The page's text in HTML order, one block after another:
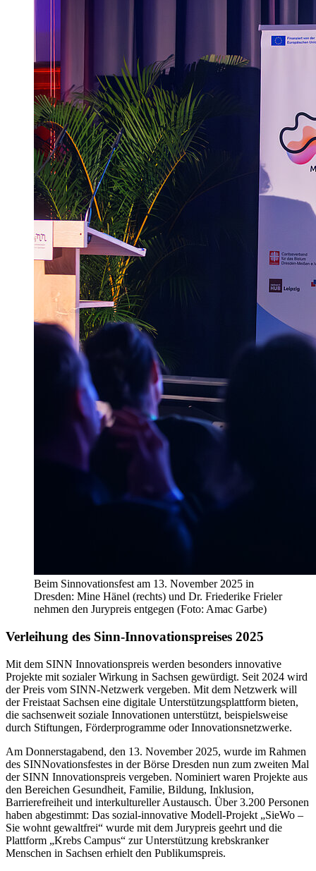
Beim Sinnovationsfest am 13. November 2025 in
Dresden: Mine Hänel (rechts) und Dr. Friederike Frieler
nehmen den Jurypreis entgegen (Foto: Amac Garbe)
Verleihung des Sinn-Innovationspreises 2025
Mit dem SINN Innovationspreis werden besonders innovative
Projekte mit sozialer Wirkung in Sachsen gewürdigt. Seit 2024 wird
der Preis vom SINN-Netzwerk vergeben. Mit dem Netzwerk will
der Freistaat Sachsen eine digitale Unterstützungsplattform bieten,
die sachsenweit soziale Innovationen unterstützt, beispielsweise
durch Stiftungen, Förderprogramme oder Innovationsnetzwerke.
Am Donnerstagabend, den 13. November 2025, wurde im Rahmen
des SINNovationsfestes in der Börse Dresden nun zum zweiten Mal
der SINN Innovationspreis vergeben. Nominiert waren Projekte aus
den Bereichen Gesundheit, Familie, Bildung, Inklusion,
Barrierefreiheit und interkultureller Austausch. Über 3.200 Personen
haben abgestimmt: Das sozial-innovative Modell-Projekt „SieWo –
Sie wohnt gewaltfrei“ wurde mit dem Jurypreis geehrt und die
Plattform „Krebs Campus“ zur Unterstützung krebskranker
Menschen in Sachsen erhielt den Publikumspreis.